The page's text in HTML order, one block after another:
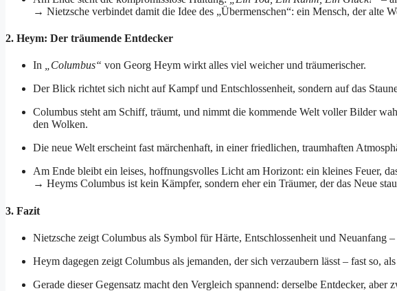
→ Nietzsche verbindet damit die Idee des „Übermenschen“: ein Mensch, der alte
2. Heym: Der träumende Entdecker
In „Columbus“ von Georg Heym wirkt alles viel weicher und träumerischer.
Der Blick richtet sich nicht auf Kampf und Entschlossenheit, sondern auf das
Columbus steht am Schiff, träumt, und nimmt die kommende Welt voller Bilder
den Wolken.
Die neue Welt erscheint fast märchenhaft, in einer friedlichen, traumhaften
Am Ende bleibt ein leises, hoffnungsvolles Licht am Horizont: ein kleines Feuer,
→ Heyms Columbus ist kein Kämpfer, sondern eher ein Träumer, der das Neue
3. Fazit
Nietzsche zeigt Columbus als Symbol für Härte, Entschlossenheit und Neuanfang
Heym dagegen zeigt Columbus als jemanden, der sich verzaubern lässt – fast so,
Gerade dieser Gegensatz macht den Vergleich spannend: derselbe Entdecker,